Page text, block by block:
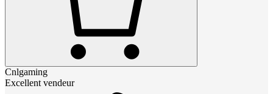
Cnlgaming
Excellent vendeur